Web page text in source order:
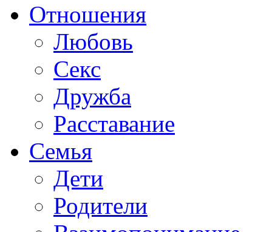
Отношения
Любовь
Секс
Дружба
Расставание
Семья
Дети
Родители